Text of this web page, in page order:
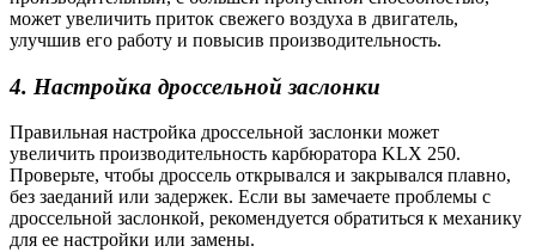
может увеличить приток свежего воздуха в двигатель,
улучшив его работу и повысив производительность.
4. Настройка дроссельной заслонки
Правильная настройка дроссельной заслонки может
увеличить производительность карбюратора KLX 250.
Проверьте, чтобы дроссель открывался и закрывался плавно,
без заеданий или задержек. Если вы замечаете проблемы с
дроссельной заслонкой, рекомендуется обратиться к механику
для ее настройки или замены.